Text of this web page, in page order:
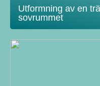
Utformning av en
sovrummet